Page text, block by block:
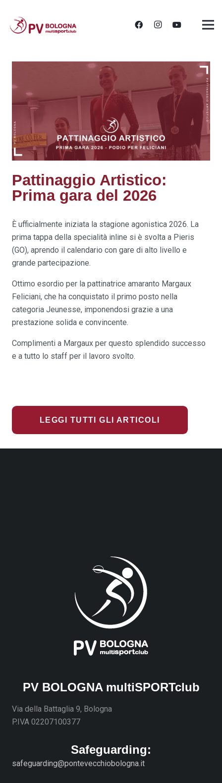
Pattinaggio Artistico:
Prima gara del 2026
È ufficialmente iniziata la stagione agonistica 2026. La
prima tappa della specialità inline si è svolta a Pieris
(GO), aprendo il calendario con gare di alto livello e
grande partecipazione.
Ottimo esordio per la pattinatrice amaranto Margaux
Feliciani, che ha conquistato il primo posto nella
categoria Jeunesse, imponendosi grazie a una
prestazione solida e convincente.
Complimenti a Margaux per questo splendido successo
e a tutto lo staff per il lavoro svolto.
LEGGI TUTTI GLI ARTICOLI
PV BOLOGNA multiSPORTclub
Via della Battaglia 9, Bologna
P.IVA 02207100377
Safeguarding:
safeguarding@pontevecchiobologna.it